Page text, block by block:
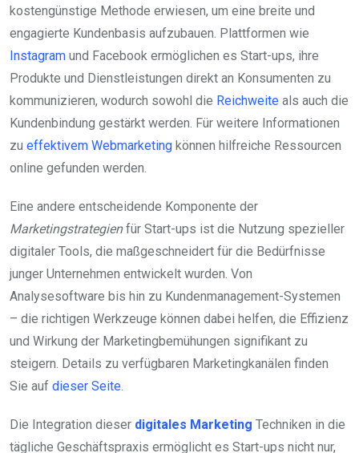
kostengünstige Methode erwiesen, um eine breite und
engagierte Kundenbasis aufzubauen. Plattformen wie
Instagram und Facebook ermöglichen es Start-ups, ihre
Produkte und Dienstleistungen direkt an Konsumenten zu
kommunizieren, wodurch sowohl die Reichweite als auch die
Kundenbindung gestärkt werden. Für weitere Informationen
zu effektivem Webmarketing können hilfreiche Ressourcen
online gefunden werden.
Eine andere entscheidende Komponente der
Marketingstrategienfür Start-ups ist die Nutzung spezieller
digitaler Tools, die maßgeschneidert für die Bedürfnisse
junger Unternehmen entwickelt wurden. Von
Analysesoftware bis hin zu Kundenmanagement-Systemen
– die richtigen Werkzeuge können dabei helfen, die Effizienz
und Wirkung der Marketingbemühungen signifikant zu
steigern. Details zu verfügbaren Marketingkanälen finden
Sie auf dieser Seite.
Die Integration dieser digitales Marketing Techniken in die
tägliche Geschäftspraxis ermöglicht es Start-ups nicht nur,